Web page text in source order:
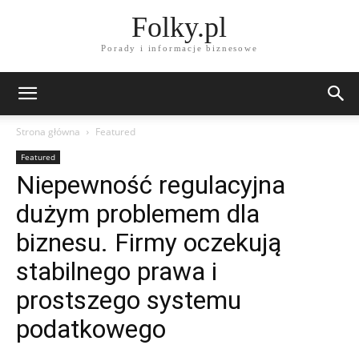
Folky.pl
Porady i informacje biznesowe
Strona główna Featured
Featured
Niepewność regulacyjna
dużym problemem dla
biznesu. Firmy oczekują
stabilnego prawa i
prostszego systemu
podatkowego